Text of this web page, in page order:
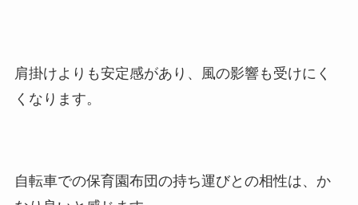
肩掛けよりも安定感があり、風の影響も受けにく
くなります。
自転車での保育園布団の持ち運びとの相性は、か